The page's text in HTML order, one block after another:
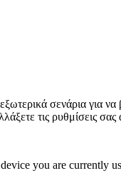
σενάρια για
τις ρυθμίσεις
you are currently